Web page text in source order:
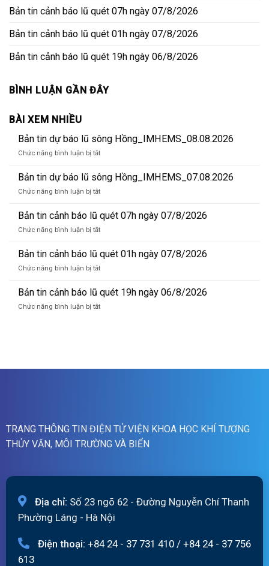
Bản tin cảnh báo lũ quét 07h ngày 07/8/2026
Bản tin cảnh báo lũ quét 01h ngày 07/8/2026
Bản tin cảnh báo lũ quét 19h ngày 06/8/2026
BÌNH LUẬN GẦN ĐÂY
BÀI XEM NHIỀU
Bản tin dự báo lũ sông Hồng_IMHEMS_08.08.2026
Chức năng bình luận bị tắtở
tin
báo
sông
Hồng_IMHEMS_08.08.2026
Bản tin dự báo lũ sông Hồng_IMHEMS_07.08.2026
Chức năng bình luận bị tắtở
tin
dự
báo
sông
Hồng_IMHEMS_07.08.2026
Bản tin cảnh báo lũ quét 07h ngày 07/8/2026
Chức năng bình luận bị tắtở
tin
cảnh
báo
quét
07h
Bản tin cảnh báo lũ quét 01h ngày 07/8/2026
Chức năng bình luận bị tắtở
tin
cảnh
báo
Bản tin cảnh báo lũ quét 19h ngày 06/8/2026
Chức năng bình luận bị tắtở
quét
TRANG THÔNG TIN ĐIỆN TỬ VIỆN KHOA HỌC KHÍ TƯỢNG
THỦY VĂN, MÔI TRƯỜNG VÀ BIỂN
Địa chỉ: Số 23 ngõ 62 - Đường Nguyễn Chí Thanh
Phường Láng - Hà Nội
Điện thoại: +84 24 - 37 731 410 / +84 24 - 37 756
613